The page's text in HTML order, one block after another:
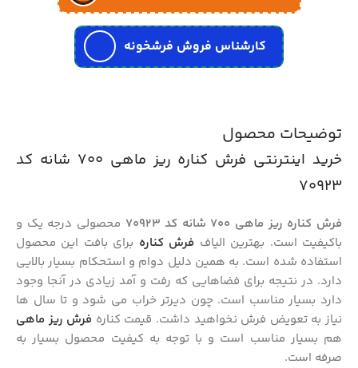
کارشناس فروش فرشخونه
توضیحات محصول
خرید اینترنتی فرش کناره ریز ماهی 700 شانه کد
70923
فرش کناره ریز ماهی 700 شانه کد 70923
محصولی درجه یک و
باکیفیت است. بهترین الیاف فرش کناره برای بافت این محصول
استفاده شده است. به همین دلیل دوام و استحکام بسیار بالایی
دارد. در نتیجه برای فضاهایی که رفت و آمد زیادی در آنجا وجود
دارد بسیار مناسب است. چون دیرتر خراب می شود و تا سال ها
نیاز به تعویض فرش نخواهید داشت. قیمت کناره فرش ریز ماهی
هم بسیار مناسب است و با توجه به کیفیت محصول بسیار به
صرفه است.